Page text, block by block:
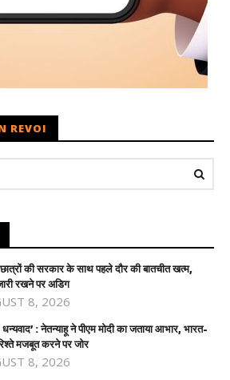
REVOI
की सरकार के साथ पहले दौर की बातचीत खत्म,
रखने पर अडिग
8, 2026
धन्यवाद’ : नेतन्याहू ने पीएम मोदी का जताया आभार, भारत-
मजबूत करने पर जोर
8, 2026